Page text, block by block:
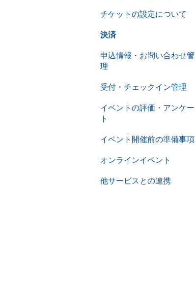
チケットの設定について
決済
申込情報・お問い合わせ管
理
受付・チェックイン管理
イベントの評価・アンケー
ト
イベント開催前の準備事項
オンラインイベント
他サービスとの連携